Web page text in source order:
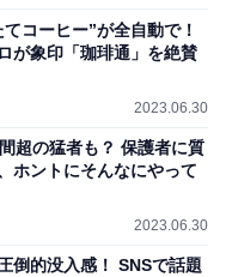
コーヒー”が全自動で！
が象印「珈琲通」を絶賛
2023.06.30
超の猛者も？ 保護者に質
ホントにそんなにやって
2023.06.30
倒的没入感！ SNSで話題